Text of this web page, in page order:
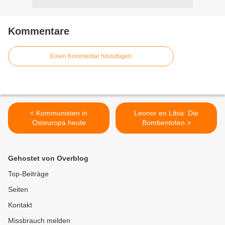
Kommentare
Einen Kommentar hinzufügen
< Kommunisten in
Osteuropa heute
Leonor en Libia: Die
Bombentoten >
Gehostet von Overblog
Top-Beiträge
Seiten
Kontakt
Missbrauch melden